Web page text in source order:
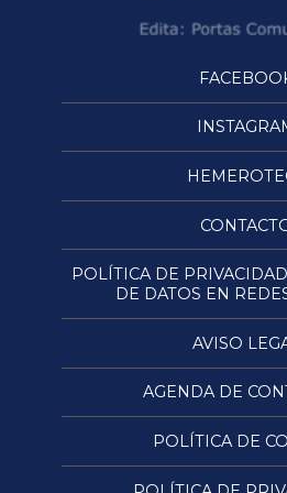
POLÍTICA DE
DE DATOS EN
AVISO
AGENDA DE
POLÍTICA DE